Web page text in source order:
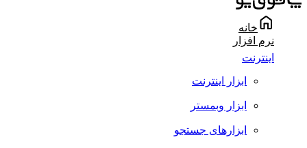
خانه
نرم افزار
اینترنت
ابزار اینترنت
ابزار وبمستر
ابزارهای جستجو